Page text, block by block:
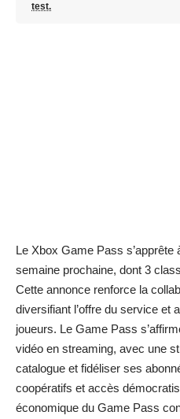
test.
Le Xbox Game Pass
semaine prochaine, dont 3
Cette annonce renforce la
diversifiant l’offre du service et
joueurs. Le Game Pass
vidéo en streaming, avec une
catalogue et fidéliser ses
coopératifs et accès
économique du Game Pass